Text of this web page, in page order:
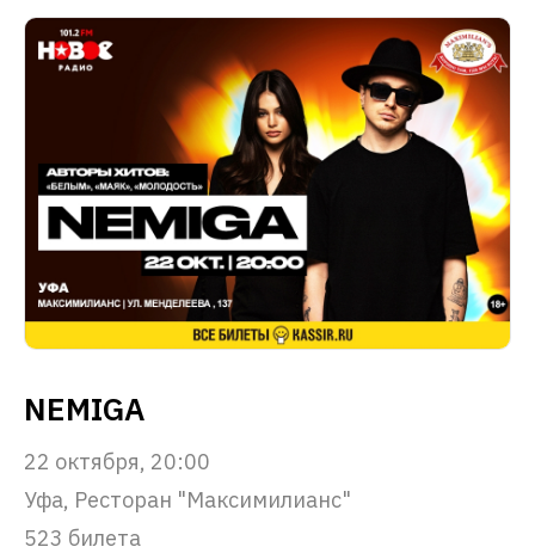
NEMIGA
22 октября, 20:00
Уфа, Ресторан "Максимилианс"
523 билета